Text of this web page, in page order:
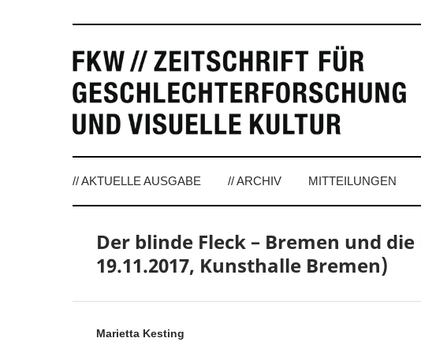
// AKTUELLE AUSGABE // ARCHIV MITTEILUNGEN
Der blinde Fleck – Bremen und
19.11.2017, Kunsthalle Bremen)
Marietta Kesting